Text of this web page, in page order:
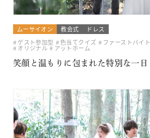
ムーサイオン 教会式
ドレス
ゲスト参加型
色当てクイズ ファーストバイト
オリジナル
アットホーム
笑顔と温もりに包まれた特別な一日